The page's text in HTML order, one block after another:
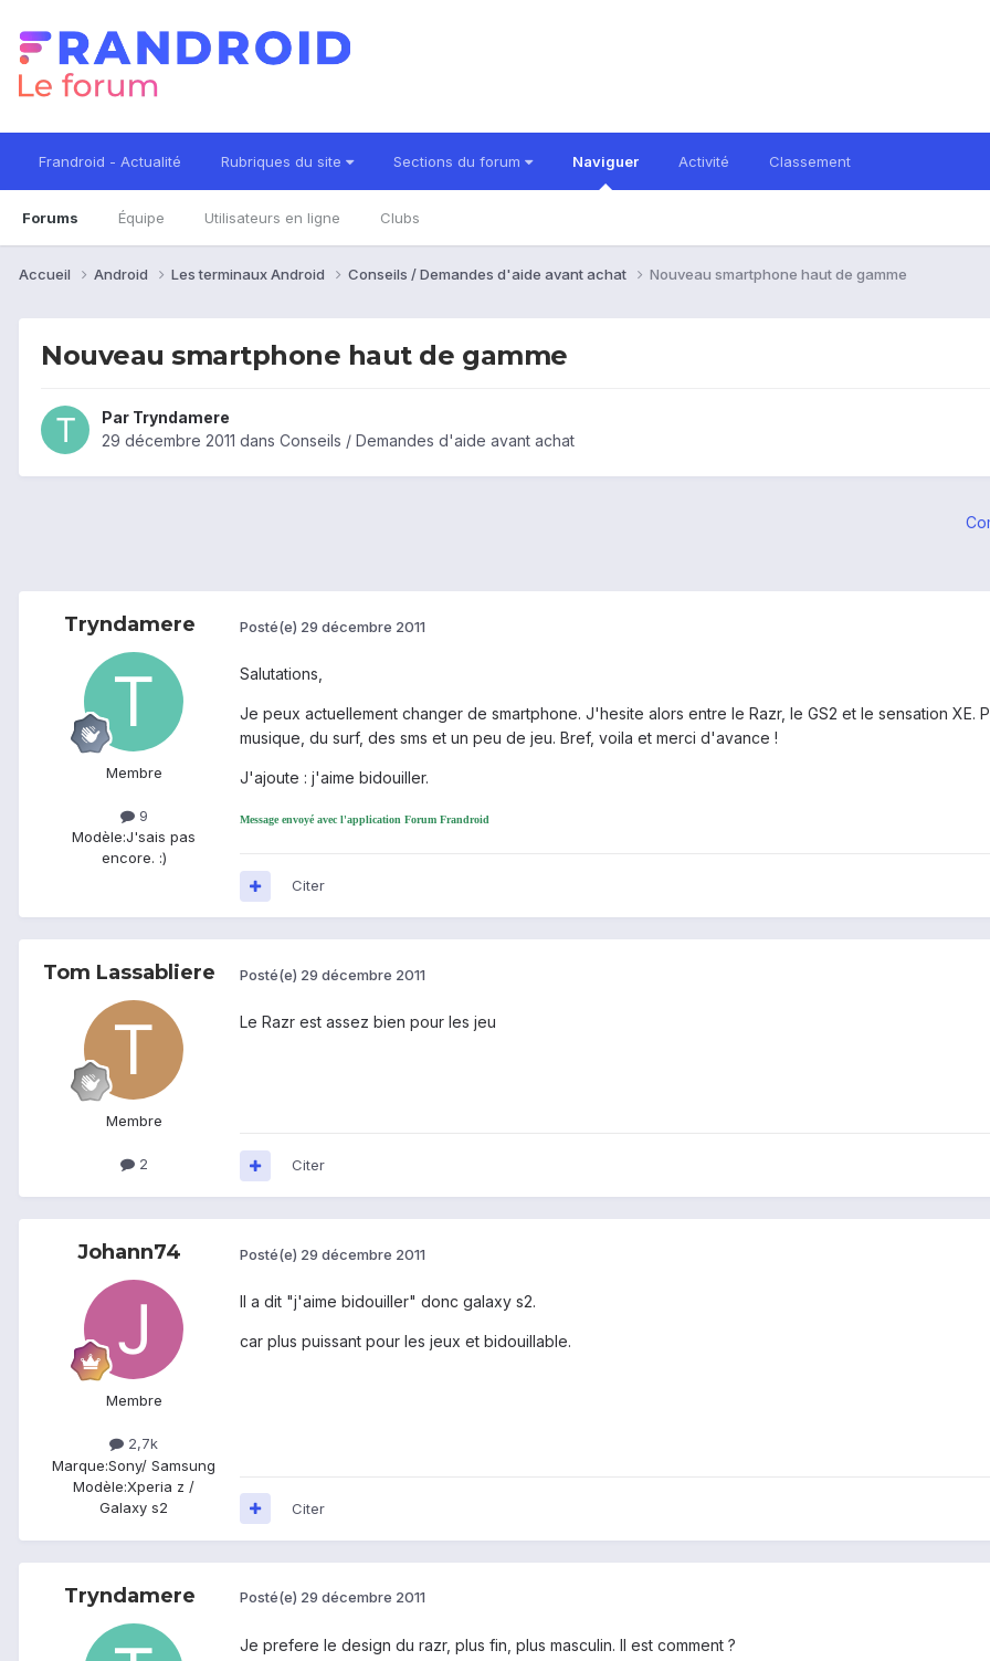
Frandroid - Actualité Rubriques du site Sections du forum Naviguer
Forums Équipe Utilisateurs en ligne Clubs
Activité Classement
Accueil Android Les terminaux Android Conseils / Demandes d'aide avant achat Nouveau smartphone haut de gamme
Nouveau smartphone haut de gamme
Par Tryndamere
29 décembre 2011 dans Conseils / Demandes d'aide avant achat
Tryndamere
Membre
9
Modèle:J'sais pas
encore. :)
Posté(e) 29 décembre 2011
Salutations,
Je peux actuellement changer de smartphone. J'hesite alors entre le Razr, le GS2 et le sensation
musique, du surf, des sms et un peu de jeu. Bref, voila et merci d'avance !
J'ajoute : j'aime bidouiller.
Message envoyé avec l'application Forum Frandroid
Citer
Tom Lassabliere
Membre
2
Posté(e) 29 décembre 2011
Le Razr est assez bien pour les jeu
Citer
Johann74
Membre
2,7k
Marque:Sony/ Samsung
Modèle:Xperia z /
Galaxy s2
Posté(e) 29 décembre 2011
Il a dit "j'aime bidouiller" donc galaxy s2.
car plus puissant pour les jeux et bidouillable.
Citer
Tryndamere Posté(e) 29 décembre 2011
Je prefere le design du razr, plus fin, plus masculin. Il est comment ?